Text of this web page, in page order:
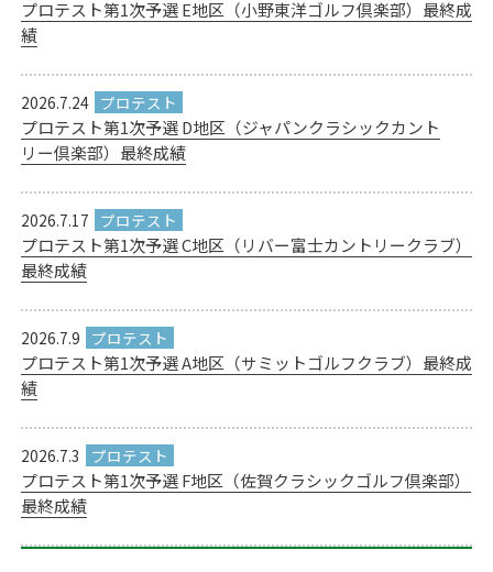
プロテスト第1次予選 E地区（小野東洋ゴルフ倶楽部）最終成
績
2026.7.24
プロテスト第1次予選 D地区（ジャパンクラシックカント
リー倶楽部）最終成績
2026.7.17
プロテスト第1次予選 C地区（リバー富士カントリークラブ）
最終成績
2026.7.9
プロテスト第1次予選 A地区（サミットゴルフクラブ）最終成
績
2026.7.3
プロテスト第1次予選 F地区（佐賀クラシックゴルフ倶楽部）
最終成績